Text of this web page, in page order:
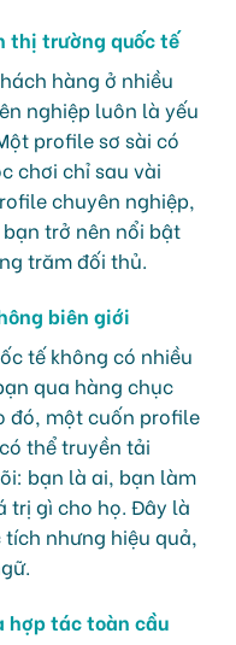
thị trường quốc tế
hàng ở nhiều
nghiệp luôn là yếu
profile sơ sài có
chơi chỉ sau vài
chuyên nghiệp,
trở nên nổi bật
trăm đối thủ.
biên giới
tế không có nhiều
qua hàng chục
đó, một cuốn profile
thể truyền tải
bạn là ai, bạn làm
trị gì cho họ. Đây là
nhưng hiệu quả,
hợp tác toàn cầu